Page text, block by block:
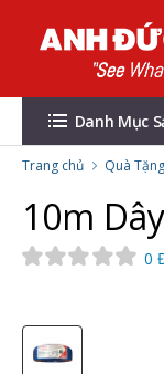
Danh Mục
Trang chủ Quà
10m
0